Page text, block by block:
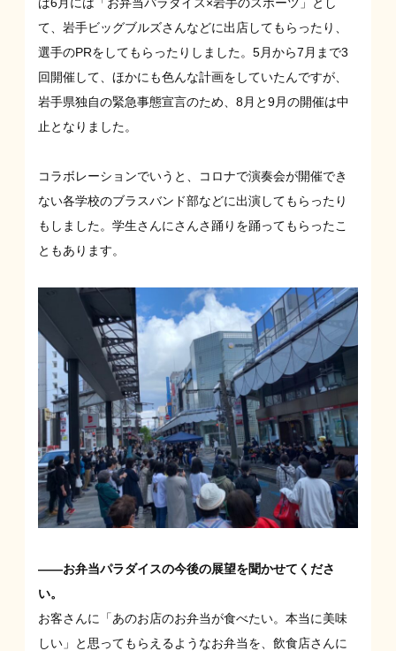
ば6月には「お弁当パラダイス×岩手のスポーツ」とし
て、岩手ビッグブルズさんなどに出店してもらったり、
選手のPRをしてもらったりしました。5月から7月まで3
回開催して、ほかにも色んな計画をしていたんですが、
岩手県独自の緊急事態宣言のため、8月と9月の開催は中
止となりました。
コラボレーションでいうと、コロナで演奏会が開催でき
ない各学校のブラスバンド部などに出演してもらったり
もしました。学生さんにさんさ踊りを踊ってもらったこ
ともあります。
――お弁当パラダイスの今後の展望を聞かせてくださ
い。
お客さんに「あのお店のお弁当が食べたい。本当に美味
しい」と思ってもらえるようなお弁当を、飲食店さんに